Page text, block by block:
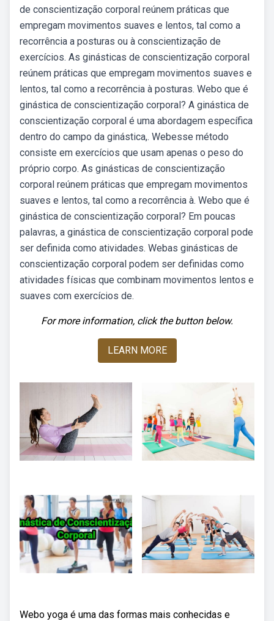
de conscientização corporal reúnem práticas que
empregam movimentos suaves e lentos, tal como a
recorrência a posturas ou à conscientização de
exercícios. As ginásticas de conscientização corporal
reúnem práticas que empregam movimentos suaves e
lentos, tal como a recorrência à posturas. Webo que é
ginástica de conscientização corporal? A ginástica de
conscientização corporal é uma abordagem específica
dentro do campo da ginástica,. Webesse método
consiste em exercícios que usam apenas o peso do
próprio corpo. As ginásticas de conscientização
corporal reúnem práticas que empregam movimentos
suaves e lentos, tal como a recorrência à. Webo que é
ginástica de conscientização corporal? Em poucas
palavras, a ginástica de conscientização corporal pode
ser definida como atividades. Webas ginásticas de
conscientização corporal podem ser definidas como
atividades físicas que combinam movimentos lentos e
suaves com exercícios de.
For more information, click the button below.
LEARN MORE
Webo yoga é uma das formas mais conhecidas e